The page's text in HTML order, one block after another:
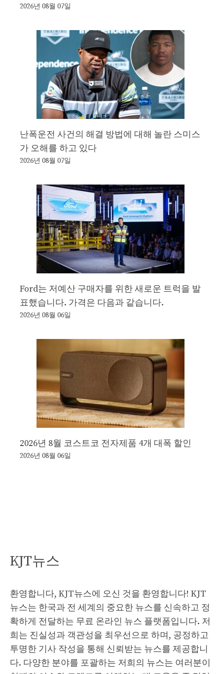
2026년 08월 07일
난폭운전 사건의 해결 방법에 대해 놀란 스미스
가 오해를 하고 있다
2026년 08월 07일
Ford는 저예산 구매자를 위한 새로운 트럭을 발
표했습니다. 가격은 다음과 같습니다.
2026년 08월 06일
2026년 8월 코스트코 전자제품 4개 대폭 할인
2026년 08월 06일
KJT뉴스
환영합니다, KJT뉴스에 오신 것을 환영합니다! KJT
뉴스는 한국과 전 세계의 중요한 뉴스를 신속하고 정
확하게 전달하는 무료 온라인 뉴스 플랫폼입니다. 저
희는 진실성과 객관성을 최우선으로 하며, 공정하고
투명한 기사 작성을 통해 신뢰받는 뉴스를 제공합니
다. 다양한 분야를 포괄하는 저희의 뉴스는 여러분이